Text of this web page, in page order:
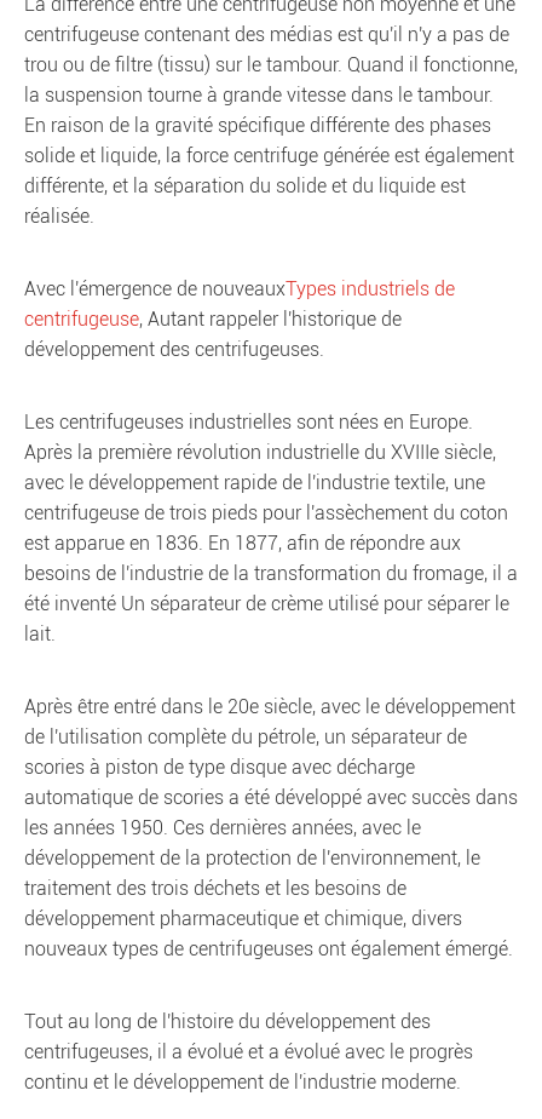
centrifugeuse contenant des médias est qu'il n'y a pas de
trou ou de filtre (tissu) sur le tambour. Quand il fonctionne,
la suspension tourne à grande vitesse dans le tambour.
En raison de la gravité spécifique différente des phases
solide et liquide, la force centrifuge générée est également
différente, et la séparation du solide et du liquide est
réalisée.
Avec l'émergence de nouveauxTypes industriels de
centrifugeuse, Autant rappeler l'historique de
développement des centrifugeuses.
Les centrifugeuses industrielles sont nées en Europe.
Après la première révolution industrielle du XVIIIe siècle,
avec le développement rapide de l'industrie textile, une
centrifugeuse de trois pieds pour l'assèchement du coton
est apparue en 1836. En 1877, afin de répondre aux
besoins de l'industrie de la transformation du fromage, il a
été inventé Un séparateur de crème utilisé pour séparer le
lait.
Après être entré dans le 20e siècle, avec le développement
de l'utilisation complète du pétrole, un séparateur de
scories à piston de type disque avec décharge
automatique de scories a été développé avec succès dans
les années 1950. Ces dernières années, avec le
développement de la protection de l'environnement, le
traitement des trois déchets et les besoins de
développement pharmaceutique et chimique, divers
nouveaux types de centrifugeuses ont également émergé.
Tout au long de l'histoire du développement des
centrifugeuses, il a évolué et a évolué avec le progrès
continu et le développement de l'industrie moderne.